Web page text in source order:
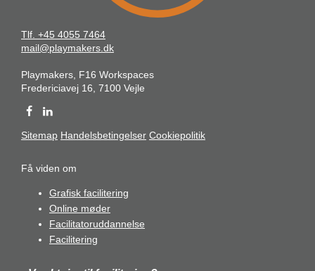
Tlf. +45 4055 7464
mail@playmakers.dk
Playmakers, F16 Workspaces
Fredericiavej 16, 7100 Vejle
Sitemap Handelsbetingelser Cookiepolitik
Få viden om
Grafisk facilitering
Online møder
Facilitatoruddannelse
Facilitering